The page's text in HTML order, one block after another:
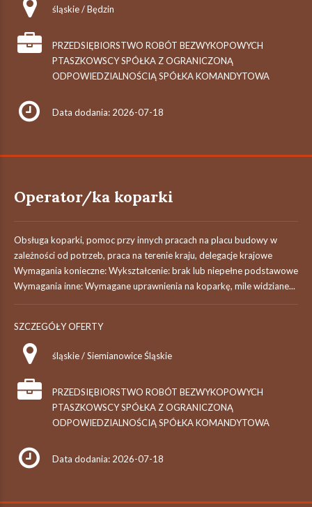
śląskie / Będzin
PRZEDSIĘBIORSTWO ROBÓT BEZWYKOPOWYCH
PTASZKOWSCY SPÓŁKA Z OGRANICZONĄ
ODPOWIEDZIALNOŚCIĄ SPÓŁKA KOMANDYTOWA
Data dodania: 2026-07-18
Operator/ka koparki
Obsługa koparki, pomoc przy innych pracach na placu budowy w
zależności od potrzeb, praca na terenie kraju, delegacje krajowe
Wymagania konieczne: Wykształcenie: brak lub niepełne podstawowe
Wymagania inne: Wymagane uprawnienia na koparkę, mile widziane...
SZCZEGÓŁY OFERTY
śląskie / Siemianowice Śląskie
PRZEDSIĘBIORSTWO ROBÓT BEZWYKOPOWYCH
PTASZKOWSCY SPÓŁKA Z OGRANICZONĄ
ODPOWIEDZIALNOŚCIĄ SPÓŁKA KOMANDYTOWA
Data dodania: 2026-07-18